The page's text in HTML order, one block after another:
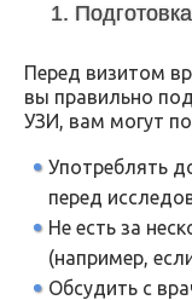
1.
Перед визитом
вы правильно
УЗИ, вам могут
Употреблять
перед
Не есть за
(например,
Обсудить с